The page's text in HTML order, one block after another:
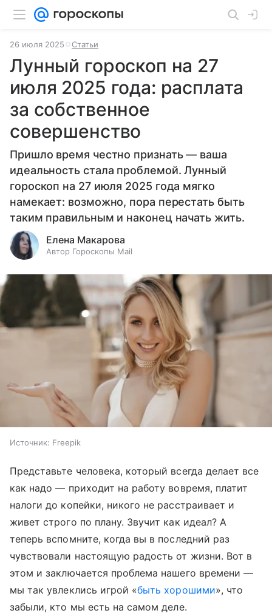
26 июля 2025 Статьи
Лунный гороскоп на 27
июля 2025 года: расплата
за собственное
совершенство
Пришло время честно признать — ваша
идеальность стала проблемой. Лунный
гороскоп на 27 июля 2025 года мягко
намекает: возможно, пора перестать быть
таким правильным и наконец начать жить.
Елена Макарова
Автор Гороскопы Mail
Источник: Freepik
Представьте человека, который всегда делает все
как надо — приходит на работу вовремя, платит
налоги до копейки, никого не расстраивает и
живет строго по плану. Звучит как идеал? А
теперь вспомните, когда вы в последний раз
чувствовали настоящую радость от жизни. Вот в
этом и заключается проблема нашего времени —
мы так увлеклись игрой «быть хорошими», что
забыли, кто мы есть на самом деле.